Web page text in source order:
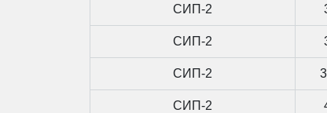
СИП-2
СИП-2
СИП-2
СИП-2